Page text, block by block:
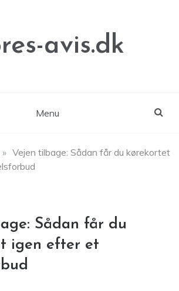
avis.dk
Menu
» Vejen tilbage: Sådan får du kørekortet
Sådan får du
igen efter et